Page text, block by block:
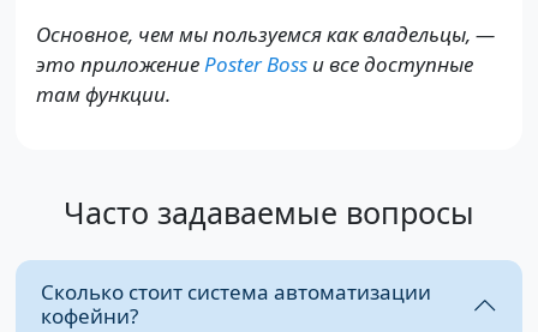
Основное, чем мы пользуемся как владельцы, —
это приложениеPoster Bossи все доступные
там функции.
Часто задаваемые вопросы
Сколько стоит система автоматизации
кофейни?